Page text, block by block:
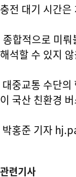
충전 대기 시간은
종합적으로 미뤄
해석할 수 있지
대중교통 수단의
이 국산 친환경
박홍준 기자
관련기사